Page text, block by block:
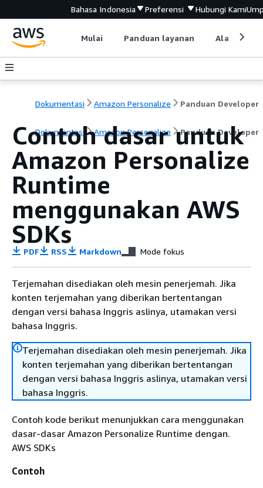
Bahasa Indonesia Preferensi Hubungi Kami
Mulai Panduan layanan Alat
Dokumentasi Amazon Personalize Panduan Developer
Dokumentasi Amazon Personalize Panduan Developer
Contoh dasar untuk
Amazon Personalize
Runtime
menggunakan AWS
SDKs
PDF RSS Markdown Mode fokus
Terjemahan disediakan oleh mesin penerjemah. Jika
konten terjemahan yang diberikan bertentangan
dengan versi bahasa Inggris aslinya, utamakan versi
bahasa Inggris.
Terjemahan disediakan oleh mesin penerjemah. Jika
konten terjemahan yang diberikan bertentangan
dengan versi bahasa Inggris aslinya, utamakan versi
bahasa Inggris.
Contoh kode berikut menunjukkan cara menggunakan
dasar-dasar Amazon Personalize Runtime dengan.
AWS SDKs
Contoh